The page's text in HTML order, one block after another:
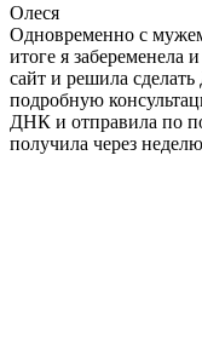
Олеся
Одновременно с
итоге я забеременела
сайт и решила
подробную
ДНК и отправила по
получила через